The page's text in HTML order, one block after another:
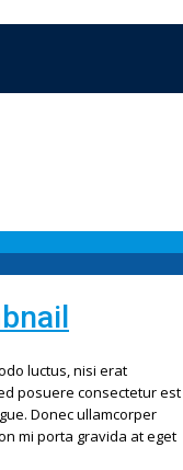
luctus, nisi erat
posuere consectetur est
Donec ullamcorper
mi porta gravida at eget